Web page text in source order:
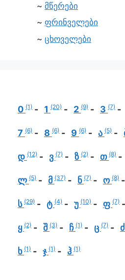
მწერები
ფრინველები
ცხოველები
0 (1) 1 (20) 2 (9) 3 (7)
7 (6) 8 (6) 9 (6) ა (5)
დ (12) ვ (7) ზ (2) თ (8)
ლ (5) მ (37) ნ (7) ო (8)
ს (29) ტ (4) უ (10) ფ (7)
ყ (2) შ (3) ჩ (1) ც (7) ძ
ხ (1) ჯ (1) ჰ (1)